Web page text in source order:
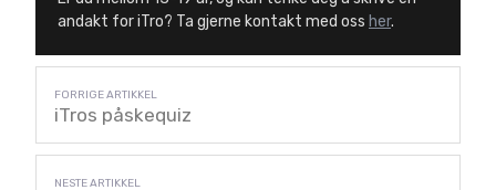
andakt for iTro? Ta gjerne kontakt med oss her.
iTros påskequiz